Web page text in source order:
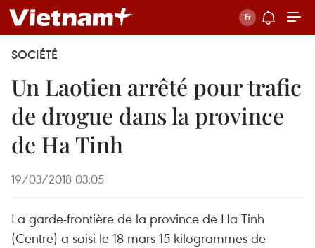
SOCIÉTÉ
Un Laotien arrêté pour trafic
de drogue dans la province
de Ha Tinh
19/03/2018 03:05
La garde-frontière de la province de Ha Tinh
(Centre) a saisi le 18 mars 15 kilogrammes de